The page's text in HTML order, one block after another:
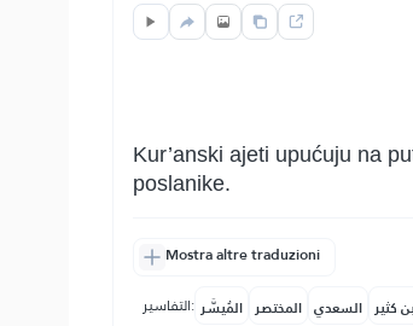
Kur’anski ajeti upućuju na
poslanike.
Mostra altre traduzioni
التفاسير: المُيسَّر المختصر السعدي كثير